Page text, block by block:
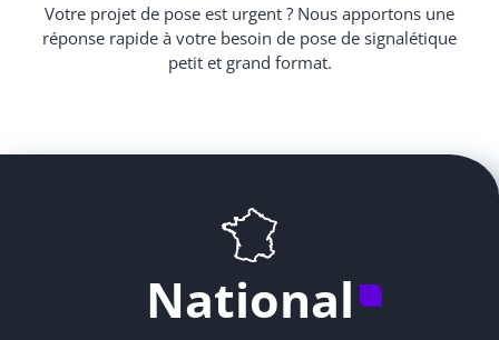
Votre projet de pose est urgent ? Nous apportons une
réponse rapide à votre besoin de pose de signalétique
petit et grand format.
National